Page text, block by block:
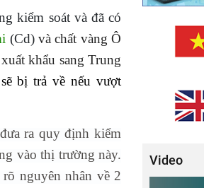
kiểm soát và đã có
(Cd) và chất vàng Ô
xuất khẩu sang Trung
bị trả về nếu vượt
ra quy định kiểm
vào thị trường này.
nguyên nhân về 2
Video